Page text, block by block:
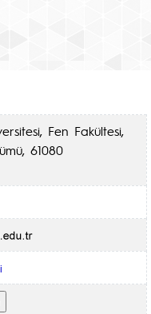
Fen Fakültesi,
61080